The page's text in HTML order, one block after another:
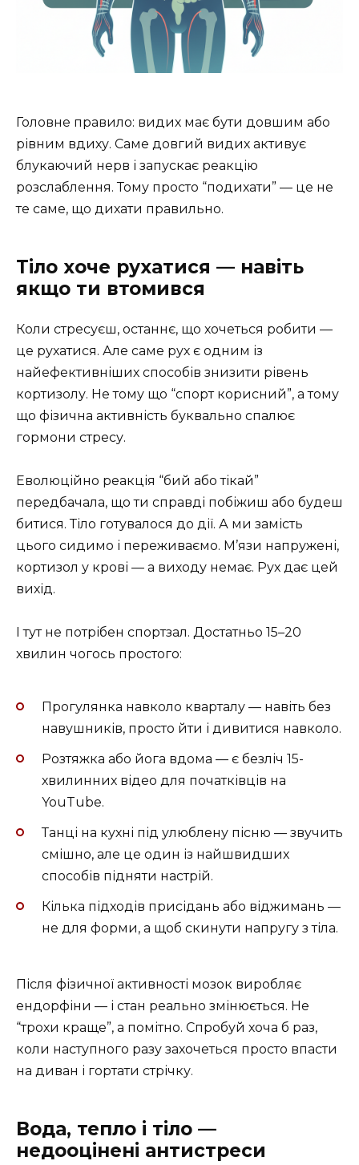
Головне правило: видих має бути довшим або
рівним вдиху. Саме довгий видих активує
блукаючий нерв і запускає реакцію
розслаблення. Тому просто “подихати” — це не
те саме, що дихати правильно.
Тіло хоче рухатися — навіть
якщо ти втомився
Коли стресуєш, останнє, що хочеться робити —
це рухатися. Але саме рух є одним із
найефективніших способів знизити рівень
кортизолу. Не тому що “спорт корисний”, а тому
що фізична активність буквально спалює
гормони стресу.
Еволюційно реакція “бий або тікай”
передбачала, що ти справді побіжиш або будеш
битися. Тіло готувалося до дії. А ми замість
цього сидимо і переживаємо. М’язи напружені,
кортизол у крові — а виходу немає. Рух дає цей
вихід.
І тут не потрібен спортзал. Достатньо 15–20
хвилин чогось простого:
Прогулянка навколо кварталу — навіть без
навушників, просто йти і дивитися навколо.
Розтяжка або йога вдома — є безліч 15-
хвилинних відео для початківців на
YouTube.
Танці на кухні під улюблену пісню — звучить
смішно, але це один із найшвидших
способів підняти настрій.
Кілька підходів присідань або віджимань —
не для форми, а щоб скинути напругу з тіла.
Після фізичної активності мозок виробляє
ендорфіни — і стан реально змінюється. Не
“трохи краще”, а помітно. Спробуй хоча б раз,
коли наступного разу захочеться просто впасти
на диван і гортати стрічку.
Вода, тепло і тіло —
недооцінені антистреси